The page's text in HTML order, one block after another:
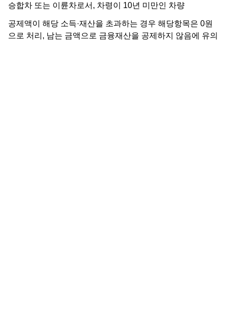
승합차 또는 이륜차로서, 차령이 10년 미만인 차량
공제액이 해당 소득·재산을 초과하는 경우 해당항목은 0원
으로 처리, 남는 금액으로 금융재산을 공제하지 않음에 유의